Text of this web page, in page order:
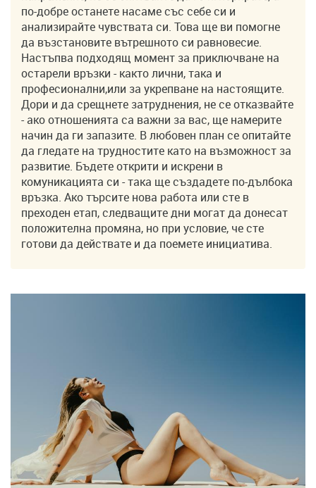
по-добре останете насаме със себе си и
анализирайте чувствата си. Това ще ви помогне
да възстановите вътрешното си равновесие.
Настъпва подходящ момент за приключване на
остарели връзки - както лични, така и
професионални,или за укрепване на настоящите.
Дори и да срещнете затруднения, не се отказвайте
- ако отношенията са важни за вас, ще намерите
начин да ги запазите. В любовен план се опитайте
да гледате на трудностите като на възможност за
развитие. Бъдете открити и искрени в
комуникацията си - така ще създадете по-дълбока
връзка. Ако търсите нова работа или сте в
преходен етап, следващите дни могат да донесат
положителна промяна, но при условие, че сте
готови да действате и да поемете инициатива.